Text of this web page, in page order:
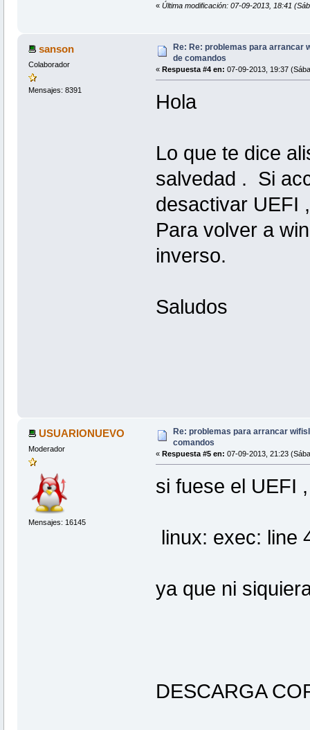
« Última modificación: 07-09-2013, 18:41
sanson
Colaborador
Mensajes: 8391
Re: Re: problemas para arrancar
de comandos
« Respuesta #4 en: 07-09-2013, 19:37
Hola
Lo que te dice
salvedad . Si
desactivar UEFI
Para volver a
inverso.
Saludos
USUARIONUEVO
Moderador
Mensajes: 16145
Re: problemas para arrancar
comandos
« Respuesta #5 en: 07-09-2013, 21:23
si fuese el UEFI
linux: exec: line
ya que ni
DESCARGA